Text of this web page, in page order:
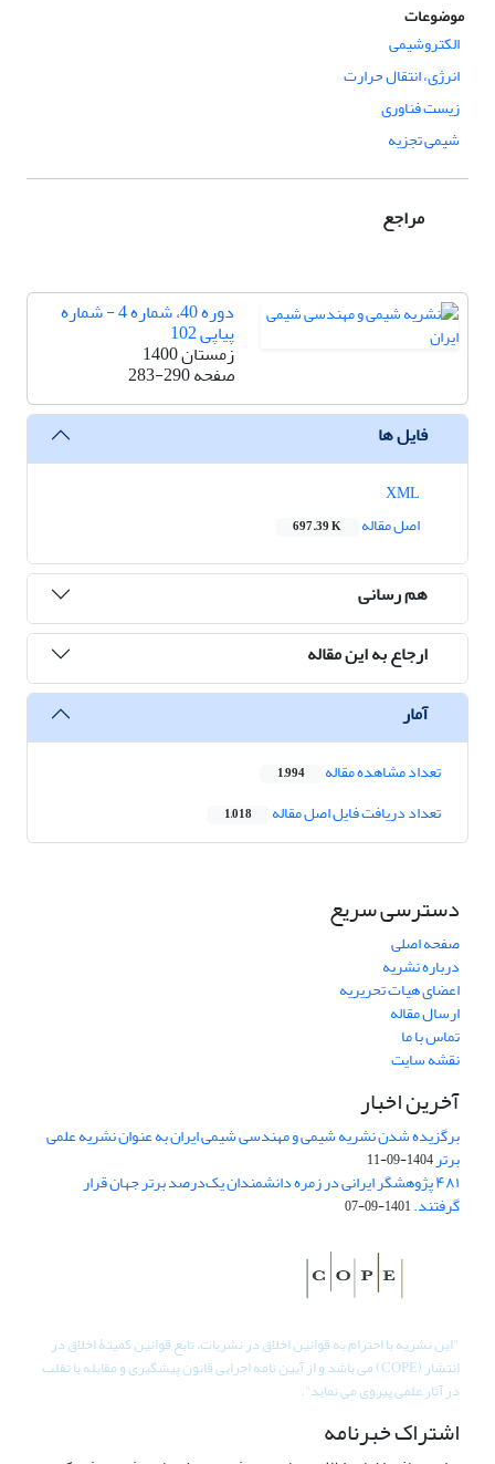
موضوعات
الکتروشیمی
انرژی، انتقال حرارت
زیست فناوری
شیمی تجزیه
مراجع
دوره 40، شماره 4 - شماره
پیاپی 102
زمستان 1400
صفحه283-290
فایل ها
اصل مقاله
697.39 K
هم رسانی
ارجاع به این مقاله
آمار
تعداد مشاهده مقاله 1,994
تعداد دریافت فایل اصل مقاله 1,018
دسترسی سریع
صفحه اصلی
درباره نشریه
اعضای هیات تحریریه
ارسال مقاله
تماس با ما
نقشه سایت
آخرین اخبار
برگزیده شدن نشریه شیمی و مهندسی شیمی ایران به عنوان نشریه علمی
برتر1404-09-11
۴۸۱ پژوهشگر ایرانی در زمره دانشمندان یک‌درصد برتر جهان قرار
گرفتند.1401-09-07
"این نشریه با احترام به قوانین اخلاق در نشریات، تابع قوانین کمیتۀ اخلاق در
انتشار (COPE) می باشد و از آیین نامه اجرایی قانون پیشگیری و مقابله با تقلب
در آثار علمی پیروی می نماید".
اشتراک خبرنامه